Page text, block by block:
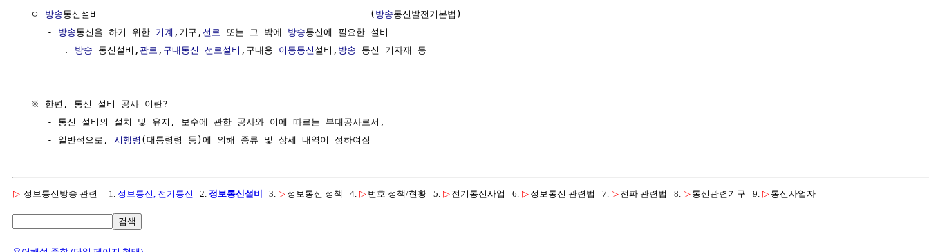
  ㅇ
방송통신설비                                                 ( 방송통신발전기본법)
     -
방송통신을 하기 위한 기계 ,기구, 선로 또는 그 밖에 방송통신에 필요한 설비
        .
방송 통신설비, 관로 , 구내통신 선로설비 ,구내용 이동통신설비, 방송 통신 기자재 등
  ※ 한편, 통신 설비 공사 이란?
     - 통신 설비의 설치 및 유지, 보수에 관한 공사와 이에 따르는 부대공사로서,
     - 일반적으로,
시행령
▷ 정보통신방송 관련 1. 정보통신, 전기통신 2. 정보통신설비 3. ▷ 정보통신 정책 4. ▷ 번호 정책/현황 5. ▷ 전기통신사업 6. ▷ 정보통신 관련법 7. ▷ 전파 관련법 8. ▷ 통신관련기구 9. ▷ 통신사업자
검색